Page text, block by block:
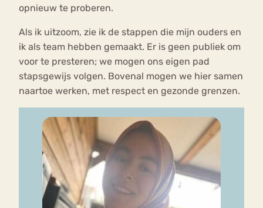
opnieuw te proberen.
Als ik uitzoom, zie ik de stappen die mijn ouders en
ik als team hebben gemaakt. Er is geen publiek om
voor te presteren; we mogen ons eigen pad
stapsgewijs volgen. Bovenal mogen we hier samen
naartoe werken, met respect en gezonde grenzen.